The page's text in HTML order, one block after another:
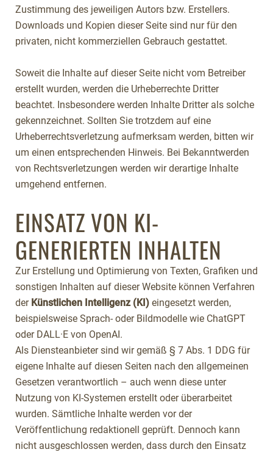
Zustimmung des jeweiligen Autors bzw. Erstellers.
Downloads und Kopien dieser Seite sind nur für den
privaten, nicht kommerziellen Gebrauch gestattet.
Soweit die Inhalte auf dieser Seite nicht vom Betreiber
erstellt wurden, werden die Urheberrechte Dritter
beachtet. Insbesondere werden Inhalte Dritter als solche
gekennzeichnet. Sollten Sie trotzdem auf eine
Urheberrechtsverletzung aufmerksam werden, bitten wir
um einen entsprechenden Hinweis. Bei Bekanntwerden
von Rechtsverletzungen werden wir derartige Inhalte
umgehend entfernen.
EINSATZ VON KI-
GENERIERTEN INHALTEN
Zur Erstellung und Optimierung von Texten, Grafiken und
sonstigen Inhalten auf dieser Website können Verfahren
der Künstlichen Intelligenz (KI) eingesetzt werden,
beispielsweise Sprach- oder Bildmodelle wie ChatGPT
oder DALL·E von OpenAI.
Als Diensteanbieter sind wir gemäß § 7 Abs. 1 DDG für
eigene Inhalte auf diesen Seiten nach den allgemeinen
Gesetzen verantwortlich – auch wenn diese unter
Nutzung von KI-Systemen erstellt oder überarbeitet
wurden. Sämtliche Inhalte werden vor der
Veröffentlichung redaktionell geprüft. Dennoch kann
nicht ausgeschlossen werden, dass durch den Einsatz